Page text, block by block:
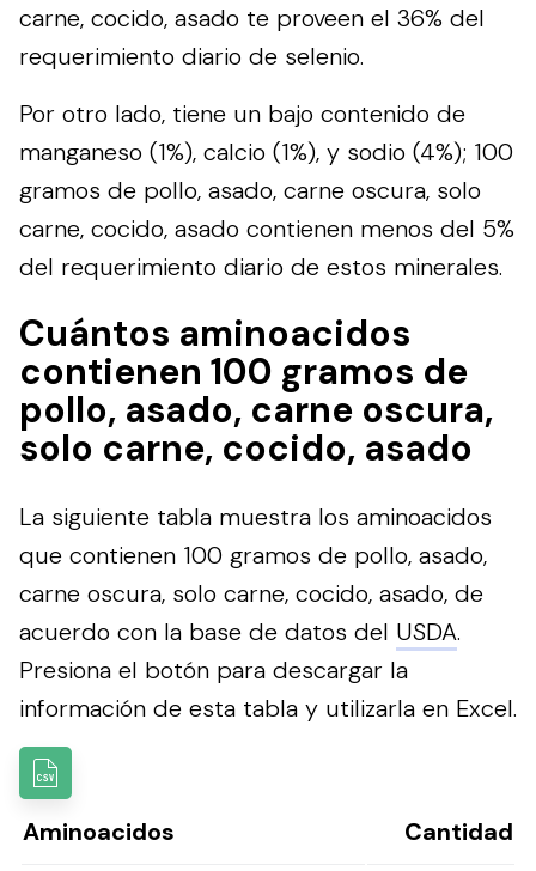
carne, cocido, asado te proveen el 36% del
requerimiento diario de selenio.
Por otro lado, tiene un bajo contenido de
manganeso (1%), calcio (1%), y sodio (4%); 100
gramos de pollo, asado, carne oscura, solo
carne, cocido, asado contienen menos del 5%
del requerimiento diario de estos minerales.
Cuántos aminoacidos
contienen 100 gramos de
pollo, asado, carne oscura,
solo carne, cocido, asado
La siguiente tabla muestra los aminoacidos
que contienen 100 gramos de pollo, asado,
carne oscura, solo carne, cocido, asado, de
acuerdo con la base de datos del USDA.
Presiona el botón para descargar la
información de esta tabla y utilizarla en Excel.
Aminoacidos
Cantidad